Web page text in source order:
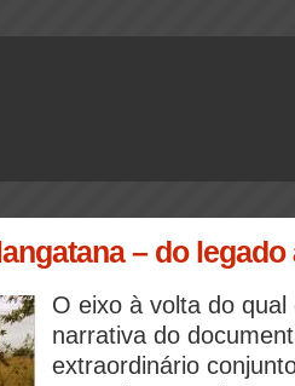
– do legado
O eixo à volta do
narrativa do
extraordinário